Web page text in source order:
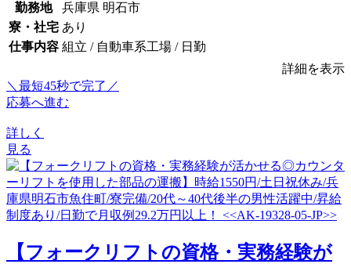
勤務地
兵庫県 明石市
寮・社宅 あり
仕事内容 組立 / 自動車系工場 / 日勤
詳細を表示
＼最短45秒で完了／
応募へ進む
詳しく
見る
【フォークリフトの資格・実務経験が